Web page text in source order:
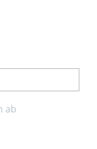
ab